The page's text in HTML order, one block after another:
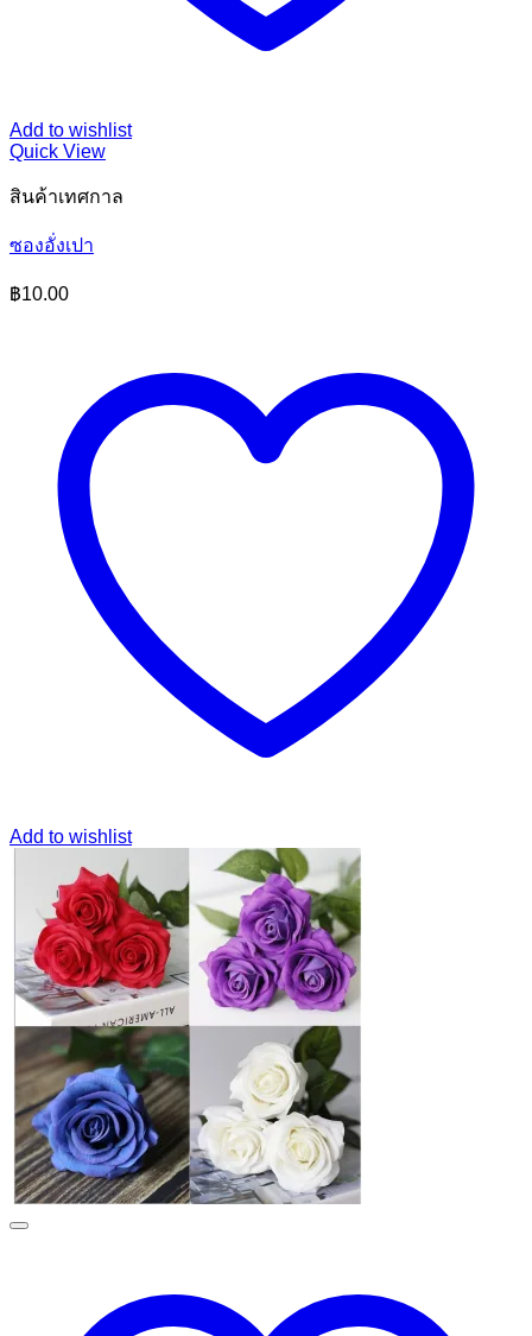
Add to wishlist
Quick View
สินค้าเทศกาล
ซองอั่งเปา
฿10.00
Add to wishlist